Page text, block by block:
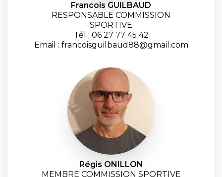
Francois GUILBAUD
RESPONSABLE COMMISSION
SPORTIVE
Tél : 06 27 77 45 42
Email : francoisguilbaud88@gmail.com
Régis ONILLON
MEMBRE COMMISSION SPORTIVE